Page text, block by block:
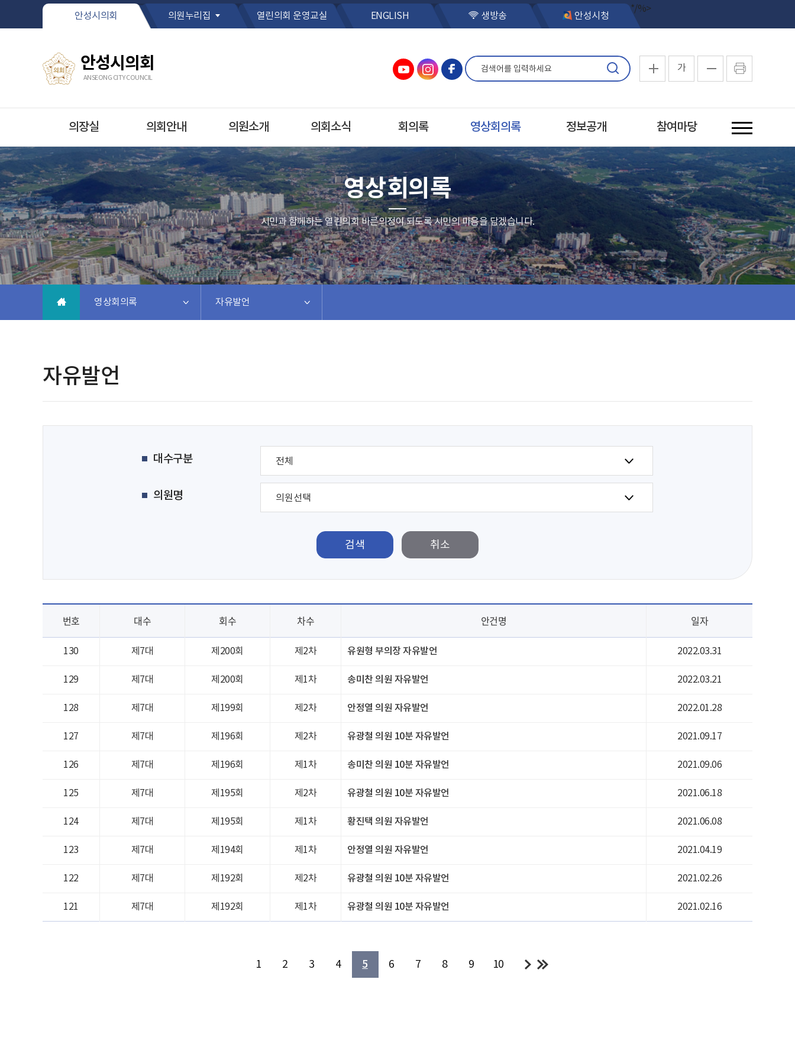
본문바로가기
안성시의회
의원누리집
*/%>
열린의회 운영교실 ENGLISH 생방송 안성시청
안성시의회
ANSEONG CITY COUNCIL
가
의장실 의회안내 의원소개 의회소식 회의록 영상회의록 정보공개 참여마당
영상회의록
시민과 함께하는 열린의회 바른의정이 되도록 시민의 마음을 담겠습니다.
영상회의록 자유발언
자유발언
대수구분
의원명
검색
번호 대수 회수 차수 안건명 일자
130 제7대 제200회 제2차 유원형 부의장 자유발언 2022.03.31
129 제7대 제200회 제1차 송미찬 의원 자유발언 2022.03.21
128 제7대 제199회 제2차 안정열 의원 자유발언 2022.01.28
127 제7대 제196회 제2차 유광철 의원 10분 자유발언 2021.09.17
126 제7대 제196회 제1차 송미찬 의원 10분 자유발언 2021.09.06
125 제7대 제195회 제2차 유광철 의원 10분 자유발언 2021.06.18
124 제7대 제195회 제1차 황진택 의원 자유발언 2021.06.08
123 제7대 제194회 제1차 안정열 의원 자유발언 2021.04.19
122 제7대 제192회 제2차 유광철 의원 10분 자유발언 2021.02.26
121 제7대 제192회 제1차 유광철 의원 10분 자유발언 2021.02.16
1 2 3 4 5 6 7 8 9 10